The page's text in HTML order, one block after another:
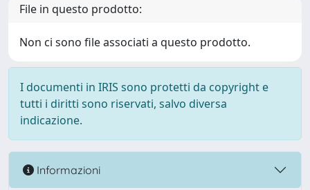
File in questo prodotto:
Non ci sono file associati a questo prodotto.
I documenti in IRIS sono protetti da copyright e
tutti i diritti sono riservati, salvo diversa
indicazione.
Informazioni